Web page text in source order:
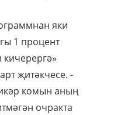
яки
1 процент
җитәкчесе. -
комын аның
очракта